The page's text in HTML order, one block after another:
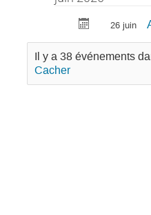
26 juin
Il y a 38 événements
Cacher